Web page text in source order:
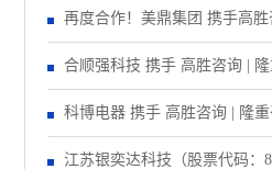
再度合作！美鼎集团 携手高
合顺强科技 携手 高胜咨询 |
大会！
科博电器 携手 高胜咨询 | 隆
动大会！
江苏银奕达科技（股票代码：